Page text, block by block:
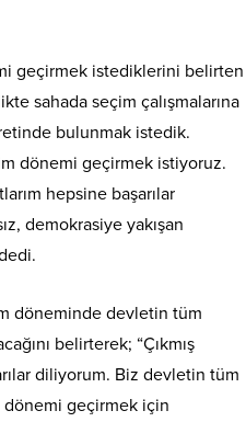
geçirmek istediklerini belirten
sahada seçim çalışmalarına
bulunmak istedik.
dönemi geçirmek istiyoruz.
hepsine başarılar
demokrasiye yakışan
döneminde devletin tüm
belirterek; “Çıkmış
diliyorum. Biz devletin tüm
geçirmek için